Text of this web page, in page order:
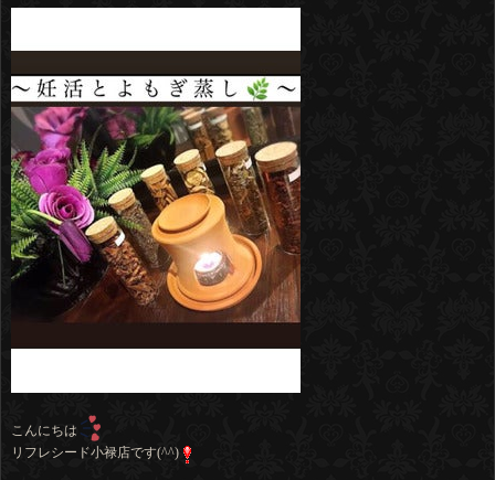
こんにちは
リフレシード小禄店です(^^)